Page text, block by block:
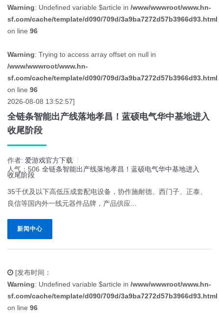
Warning: Undefined variable $article in /www/wwwroot/www.hn-
sf.com/cache/template/d090/709d/3a9ba7272d57b3966d93.html
on line 96
Warning: Trying to access array offset on null in
/www/wwwroot/www.hn-
sf.com/cache/template/d090/709d/3a9ba7272d57b3966d93.html
on line 96
2026-08-08 13:52:57]
全链条智能出产线落地孝昌！蓝硕电气华中基地进入
收尾阶段
作者: 爱游戏官方下载
人气：506 全链条智能出产线落地孝昌！蓝硕电气华中基地进入
收尾阶段
35千伏及以下高低压成套配电设备，协作施耐德、西门子、正泰、
良信等国内外一线元器件品牌，产品供应...
新闻中心
[发布时间：
Warning: Undefined variable $article in /www/wwwroot/www.hn-
sf.com/cache/template/d090/709d/3a9ba7272d57b3966d93.html
on line 96